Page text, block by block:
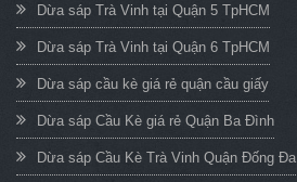
Dừa sáp Trà Vinh tại Quận 5 TpHCM
Dừa sáp Trà Vinh tại Quận 6 TpHCM
Dừa sáp cầu kè giá rẻ quận cầu giấy
Dừa sáp Cầu Kè giá rẻ Quận Ba Đình
Dừa sáp Cầu Kè Trà Vinh Quận Đống Đa